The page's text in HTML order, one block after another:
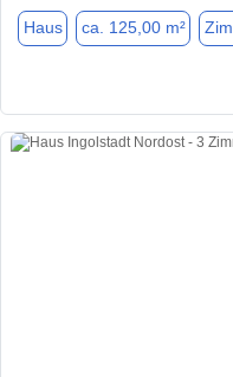
Haus ca. 125,00 m²